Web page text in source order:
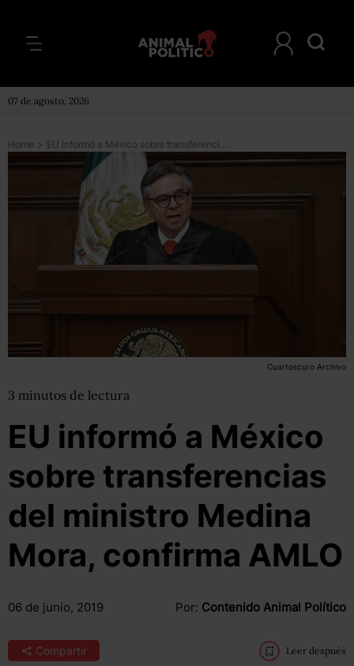
07 de agosto, 2026
Home > EU informó a México sobre transferencias del ministro Medina Mora, confirma AMLO
Cuartoscuro Archivo
3 minutos de lectura
EU informó a México
sobre transferencias
del ministro Medina
Mora, confirma AMLO
06 de junio, 2019 Por: Contenido Animal Político
Compartir Leer después